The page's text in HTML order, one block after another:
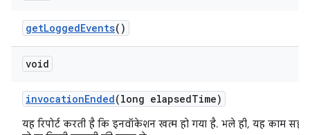
getLoggedEvents()
void
invocationEnded(long elapsedTime)
यह रिपोर्ट करती है कि इनवॉकेशन खत्म हो गया है. भले ही, यह काम